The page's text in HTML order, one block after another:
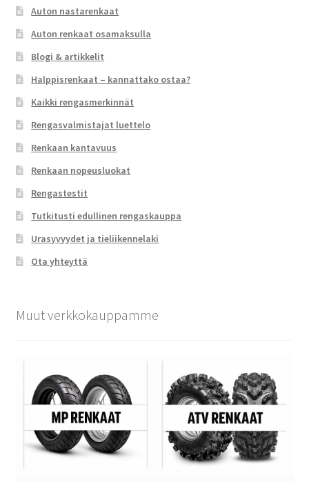
Auton nastarenkaat
Auton renkaat osamaksulla
Blogi & artikkelit
Halppisrenkaat – kannattako ostaa?
Kaikki rengasmerkinnät
Rengasvalmistajat luettelo
Renkaan kantavuus
Renkaan nopeusluokat
Rengastestit
Tutkitusti edullinen rengaskauppa
Urasyvyydet ja tieliikennelaki
Ota yhteyttä
Muut verkkokauppamme